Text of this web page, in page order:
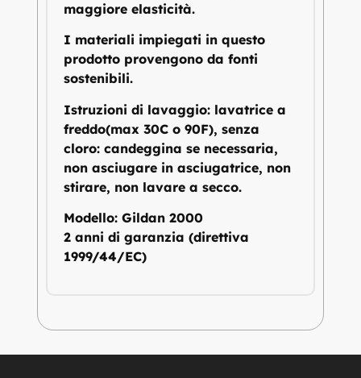
maggiore elasticità.
I materiali impiegati in questo
prodotto provengono da fonti
sostenibili.
Istruzioni di lavaggio: lavatrice a
freddo(max 30C o 90F), senza
cloro: candeggina se necessaria,
non asciugare in asciugatrice, non
stirare, non lavare a secco.
Modello: Gildan 2000
2 anni di garanzia (direttiva
1999/44/EC)